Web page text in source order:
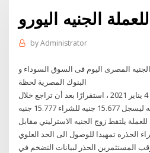
الجنيه اليورو
byAdministrator
المصرى اليوم فى السوق السوداء و
البنوك المصرية لحظة
شهد سعر الدولار اليوم الإثنين 4 يناير 2021 ، استقرارًا بعد أن تراجع خلال
تعاملات أمس الأحد أمام الجنيه ليسجل 15.677 جنيه للشراء 15.777 جنيه
يلتقط زوج الجنيه الاسترليني مقابل
الحذره تمهيدا للوصول الى الحد العلوي
المستثمرين الحذر لبيانات التضخم في